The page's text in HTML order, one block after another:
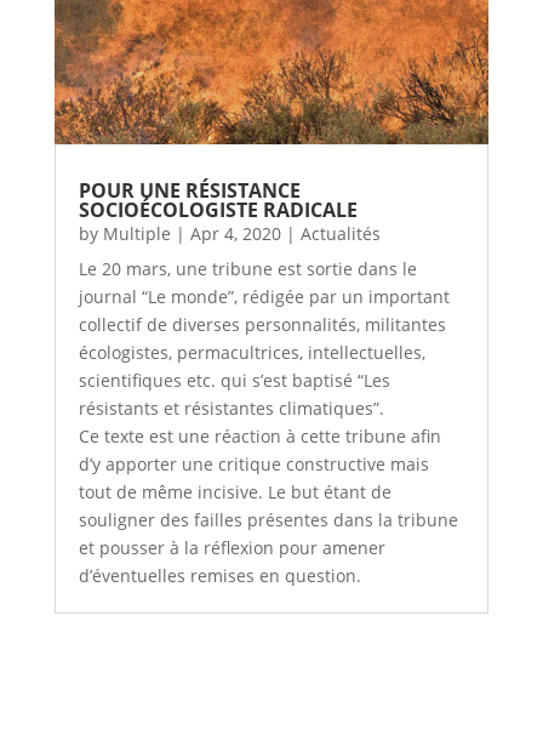
POUR UNE RÉSISTANCE
SOCIOÉCOLOGISTE RADICALE
by Multiple | Apr 4, 2020| Actualités
Le 20 mars, une tribune est sortie dans le
journal “Le monde”, rédigée par un important
collectif de diverses personnalités, militantes
écologistes, permacultrices, intellectuelles,
scientifiques etc. qui s’est baptisé “Les
résistants et résistantes climatiques”.
Ce texte est une réaction à cette tribune afin
d’y apporter une critique constructive mais
tout de même incisive. Le but étant de
souligner des failles présentes dans la tribune
et pousser à la réflexion pour amener
d’éventuelles remises en question.